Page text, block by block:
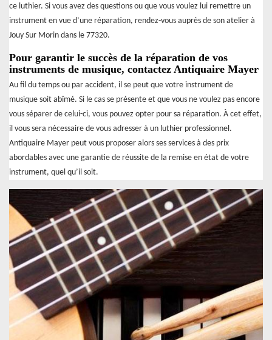
ce luthier. Si vous avez des questions ou que vous voulez lui remettre un
instrument en vue d’une réparation, rendez-vous auprès de son atelier à
Jouy Sur Morin dans le 77320.
Pour garantir le succès de la réparation de vos
instruments de musique, contactez Antiquaire Mayer
Au fil du temps ou par accident, il se peut que votre instrument de
musique soit abîmé. Si le cas se présente et que vous ne voulez pas encore
vous séparer de celui-ci, vous pouvez opter pour sa réparation. À cet effet,
il vous sera nécessaire de vous adresser à un luthier professionnel.
Antiquaire Mayer peut vous proposer alors ses services à des prix
abordables avec une garantie de réussite de la remise en état de votre
instrument, quel qu’il soit.